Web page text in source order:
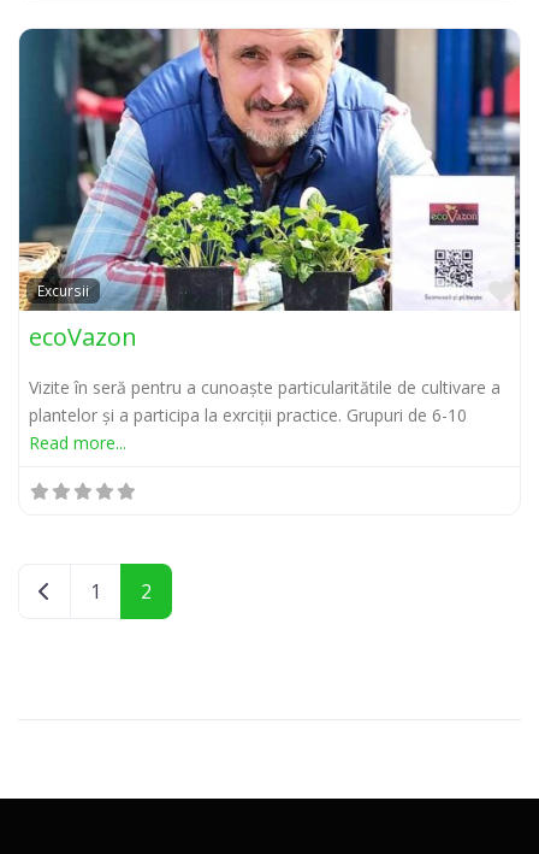
Excursii
ecoVazon
Vizite în seră pentru a cunoaște particularitătile de cultivare a
plantelor și a participa la exrciții practice. Grupuri de 6-10
Read more...
Posts navigation
Newer posts
1 2